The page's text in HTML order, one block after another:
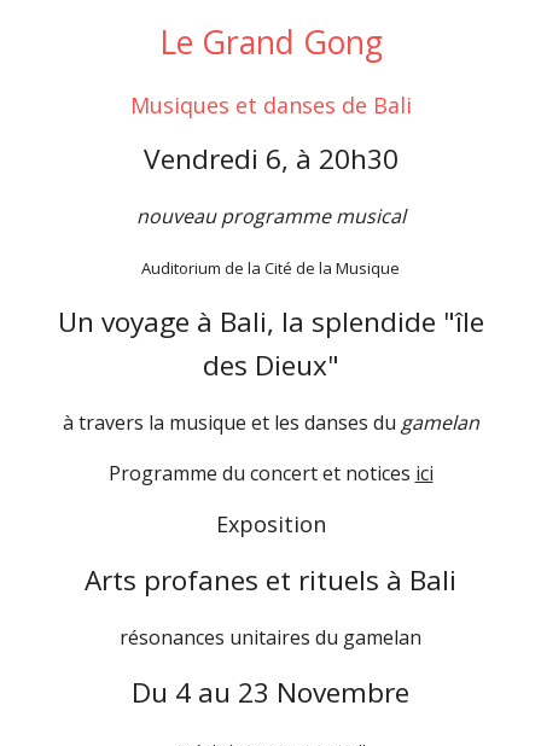
Le Grand Gong
Musiques et danses de Bali
Vendredi 6, à 20h30
nouveau programme musical
Auditorium de la Cité de la Musique
Un voyage à Bali, la splendide "île
des Dieux"
à travers la musique et les danses du gamelan
Programme du concert et notices ici
Exposition
Arts profanes et rituels à Bali
résonances unitaires du gamelan
Du 4 au 23 Novembre